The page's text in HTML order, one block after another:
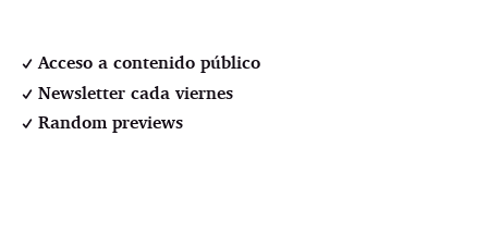
Acceso a contenido público
Newsletter cada viernes
Random previews